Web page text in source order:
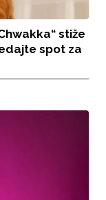
stiže
spot za